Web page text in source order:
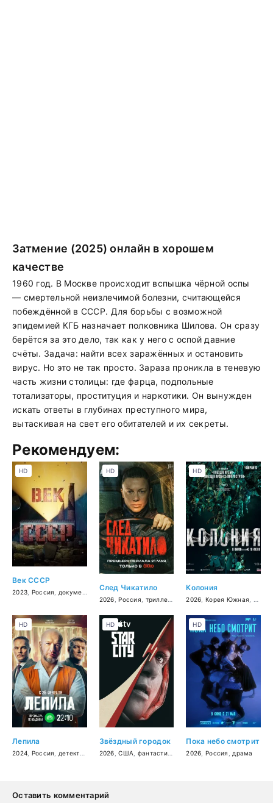
Затмение (2025) онлайн в хорошем
качестве
1960 год. В Москве происходит вспышка чёрной оспы
— смертельной неизлечимой болезни, считающейся
побеждённой в СССР. Для борьбы с возможной
эпидемией КГБ назначает полковника Шилова. Он сразу
берётся за это дело, так как у него с оспой давние
счёты. Задача: найти всех заражённых и остановить
вирус. Но это не так просто. Зараза проникла в теневую
часть жизни столицы: где фарца, подпольные
тотализаторы, проституция и наркотики. Он вынужден
искать ответы в глубинах преступного мира,
вытаскивая на свет его обитателей и их секреты.
Рекомендуем:
Век СССР
2023 Россия документальный
HD
След Чикатило
2026 ,Россия триллер детектив ,драма
HD
Колония
2026 Корея Южная
HD
Лепила
2024 Россия детектив криминал
HD
Звёздный городок
2026 ,США фантастика драма
HD
Пока небо смотрит
2026 Россия драма
HD
Оставить комментарий